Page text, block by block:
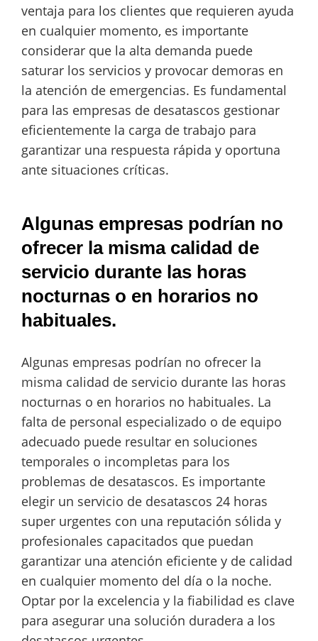
ventaja para los clientes que requieren ayuda
en cualquier momento, es importante
considerar que la alta demanda puede
saturar los servicios y provocar demoras en
la atención de emergencias. Es fundamental
para las empresas de desatascos gestionar
eficientemente la carga de trabajo para
garantizar una respuesta rápida y oportuna
ante situaciones críticas.
Algunas empresas podrían no
ofrecer la misma calidad de
servicio durante las horas
nocturnas o en horarios no
habituales.
Algunas empresas podrían no ofrecer la
misma calidad de servicio durante las horas
nocturnas o en horarios no habituales. La
falta de personal especializado o de equipo
adecuado puede resultar en soluciones
temporales o incompletas para los
problemas de desatascos. Es importante
elegir un servicio de desatascos 24 horas
super urgentes con una reputación sólida y
profesionales capacitados que puedan
garantizar una atención eficiente y de calidad
en cualquier momento del día o la noche.
Optar por la excelencia y la fiabilidad es clave
para asegurar una solución duradera a los